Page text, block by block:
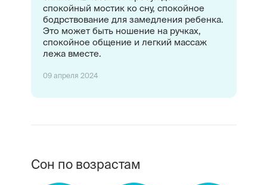
спокойный мостик ко сну, спокойное
бодрствование для замедления ребенка.
Это может быть ношение на ручках,
спокойное общение и легкий массаж
лежа вместе.
09 апреля 2024
Сон по возрастам